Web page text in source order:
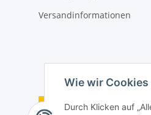
Wie wir Cookies
Durch Klicken auf
Versandinformationen
Vertrag